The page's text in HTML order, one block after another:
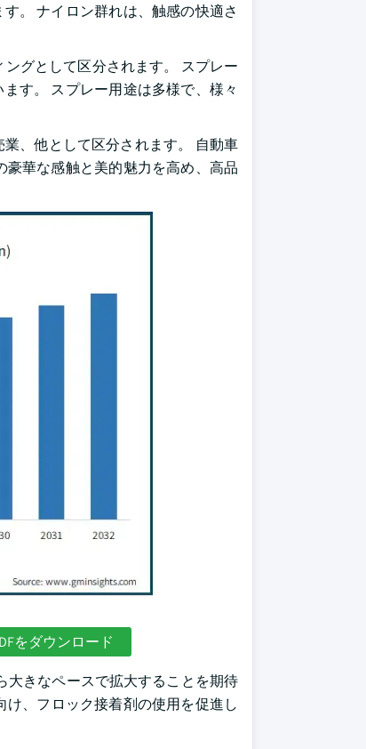
。 ナイロン群れは、触感の快適さ
グとして区分されます。 スプレー
す。 スプレー用途は多様で、様々
、他として区分されます。 自動車
豪華な感触と美的魅力を高め、高品
をダウンロード
大きなペースで拡大することを期待
、フロック接着剤の使用を促進し